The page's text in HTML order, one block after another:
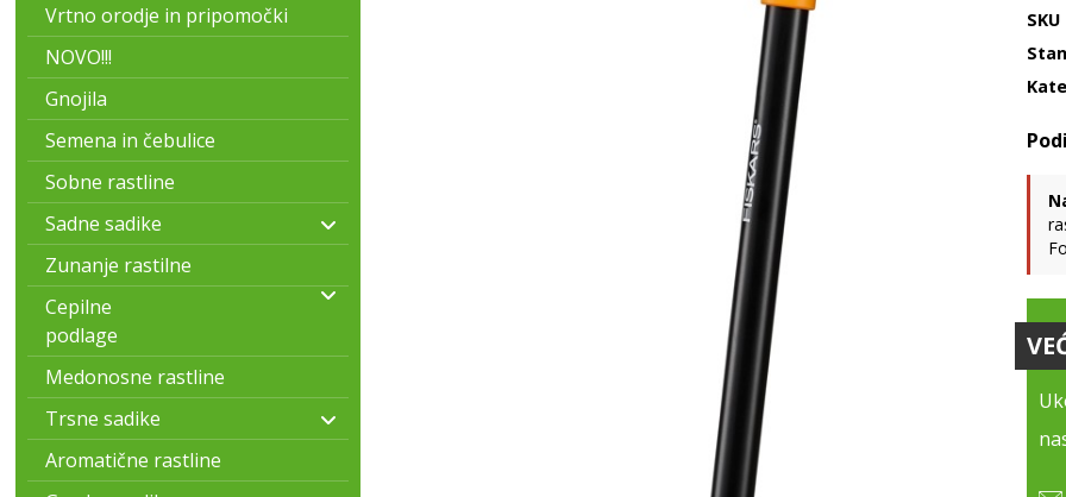
SKU
Vrtno orodje in pripomočki
NOVO!!!
Gnojila
Semena in čebulice
Sobne rastline
Sadne sadike
Zunanje rastilne
Cepilne
podlage
Medonosne rastline
Trsne sadike
Aromatične rastline